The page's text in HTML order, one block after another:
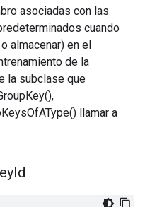
asociadas con las
cuando
almacenar) en el
de la
la subclase que
llamar a
Id